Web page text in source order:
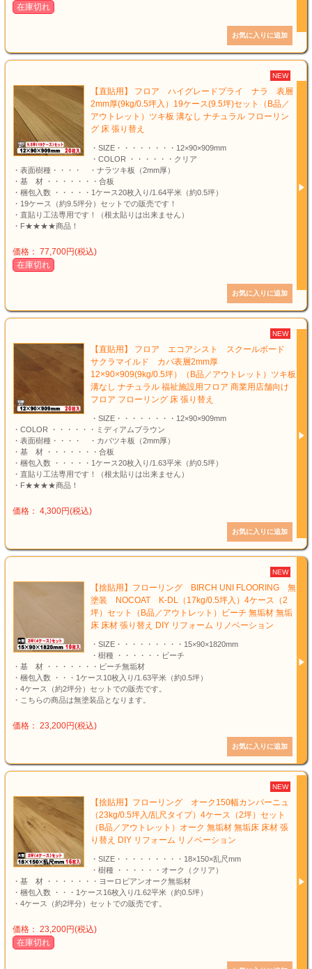
在庫切れ
NEW
【直貼用】 フロア ハイグレードプライ ナラ 表層
2mm厚(9kg/0.5坪入）19ケース(9.5坪)セット（B品／
アウトレット）ツキ板 溝なし ナチュラル フローリン
グ 床 張り替え
・SIZE・・・・・・・・12×90×909mm
・COLOR ・・・・・・クリア
・表面樹種・・・・ ・ナラツキ板（2mm厚）
・基 材 ・・・・・・・合板
・梱包入数 ・・・・・1ケース20枚入り/1.64平米（約0.5坪）
・19ケース（約9.5坪分）セットでの販売です！
・直貼り工法専用です！（根太貼りは出来ません）
・F★★★★商品！
価格： 77,700円(税込)
在庫切れ
NEW
【直貼用】 フロア エコアシスト スクールボード
サクラマイルド カバ表層2mm厚
12×90×909(9kg/0.5坪）（B品／アウトレット）ツキ板
溝なし ナチュラル 福祉施設用フロア 商業用店舗向け
フロア フローリング 床 張り替え
・SIZE・・・・・・・・12×90×909mm
・COLOR ・・・・・・ミディアムブラウン
・表面樹種・・・・ ・カバツキ板（2mm厚）
・基 材 ・・・・・・・合板
・梱包入数 ・・・・・1ケース20枚入り/1.63平米（約0.5坪）
・直貼り工法専用です！（根太貼りは出来ません）
・F★★★★商品！
価格： 4,300円(税込)
NEW
【捨貼用】フローリング BIRCH UNI FLOORING 無
塗装 NOCOAT K-DL（17kg/0.5坪入）4ケース（2
坪）セット（B品／アウトレット）ビーチ 無垢材 無垢
床 床材 張り替え DIY リフォーム リノベーション
・SIZE・・・・・・・・・15×90×1820mm
・樹種 ・・・・・・ビーチ
・基 材 ・・・・・・・ビーチ無垢材
・梱包入数 ・・・1ケース10枚入り/1.63平米（約0.5坪）
・4ケース（約2坪分）セットでの販売です。
・こちらの商品は無塗装品となります。
価格： 23,200円(税込)
NEW
【捨貼用】フローリング オーク150幅カンパーニュ
（23kg/0.5坪入/乱尺タイプ）4ケース（2坪）セット
（B品／アウトレット）オーク 無垢材 無垢床 床材 張
り替え DIY リフォーム リノベーション
・SIZE・・・・・・・・・18×150×乱尺mm
・樹種 ・・・・・・オーク（クリア）
・基 材 ・・・・・・・ヨーロピアンオーク無垢材
・梱包入数 ・・・1ケース16枚入り/1.62平米（約0.5坪）
・4ケース（約2坪分）セットでの販売です。
価格： 23,200円(税込)
在庫切れ